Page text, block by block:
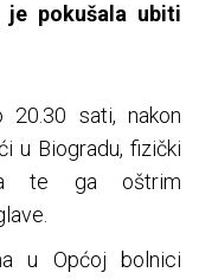
je pokušala ubiti
sati, nakon
u Biogradu, fizički
te ga oštrim
u Općoj bolnici